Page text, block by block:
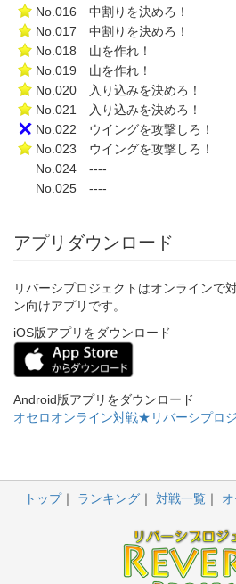
No.016 中割りを決めろ！
No.017 中割りを決めろ！
No.018 山を作れ！
No.019 山を作れ！
No.020 入り込みを決めろ！
No.021 入り込みを決めろ！
No.022 ウイングを攻撃しろ！
No.023 ウイングを攻撃しろ！
No.024 ----
No.025 ----
アプリダウンロード
リバーシプロジェクトはオンラインで
ン向けアプリです。
iOS版アプリをダウンロード
Android版アプリをダウンロード
オセロオンライン対戦★リバーシプロ
トップ ランキング 対戦一覧